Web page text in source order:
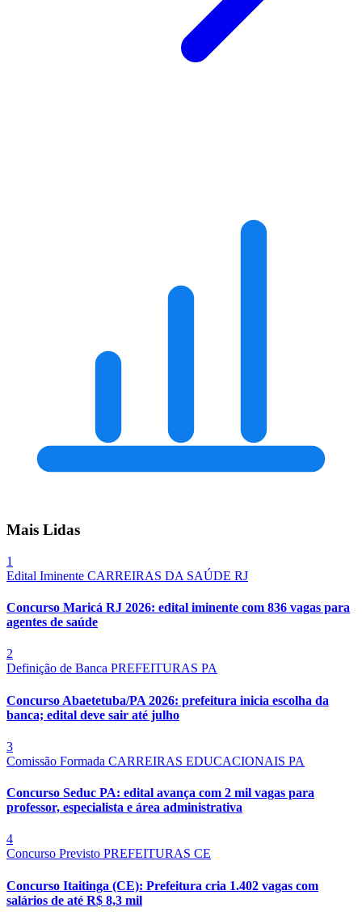
Mais Lidas
1
Edital Iminente CARREIRAS DA SAÚDE RJ
Concurso Maricá RJ 2026: edital iminente com 836 vagas para
agentes de saúde
2
Definição de Banca PREFEITURAS PA
Concurso Abaetetuba/PA 2026: prefeitura inicia escolha da
banca; edital deve sair até julho
3
Comissão Formada CARREIRAS EDUCACIONAIS PA
Concurso Seduc PA: edital avança com 2 mil vagas para
professor, especialista e área administrativa
4
Concurso Previsto PREFEITURAS CE
Concurso Itaitinga (CE): Prefeitura cria 1.402 vagas com
salários de até R$ 8,3 mil